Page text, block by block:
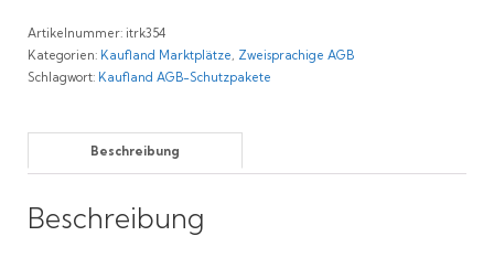
Slowakei
und
Polen
Artikelnummer: itrk354
Kategorien: Kaufland Marktplätze, Zweisprachige AGB
Schlagwort: Kaufland AGB-Schutzpakete
Beschreibung
Beschreibung